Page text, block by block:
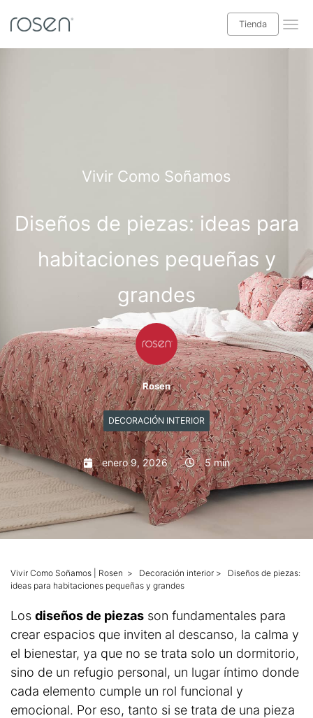
Tienda
Decoración interior
Casas y exteriores
Mascotas
Columnas
Productos
Guías descargables
Vivir Como Soñamos
Diseños de piezas: ideas para
habitaciones pequeñas y
grandes
Rosen
DECORACIÓN INTERIOR
enero 9, 2026 5 min
Vivir Como Soñamos | Rosen > Decoración interior > Diseños de piezas:
ideas para habitaciones pequeñas y grandes
Los diseños de piezas son fundamentales para
crear espacios que inviten al descanso, la calma y
el bienestar, ya que no se trata solo un dormitorio,
sino de un refugio personal, un lugar íntimo donde
cada elemento cumple un rol funcional y
emocional. Por eso, tanto si se trata de una pieza